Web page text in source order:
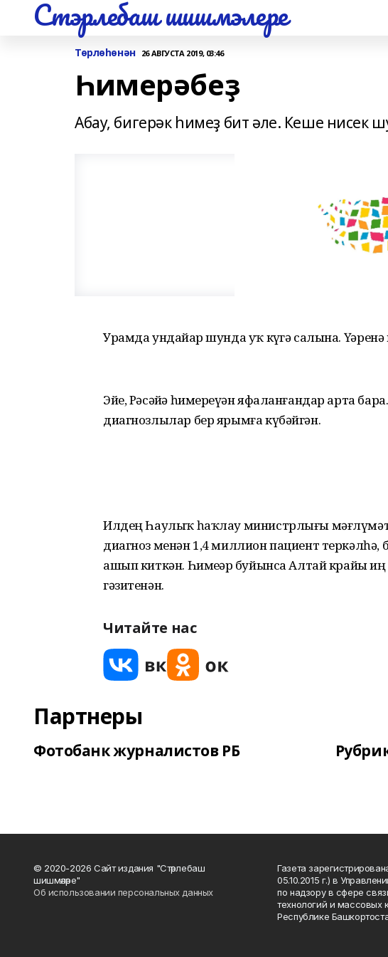
Стэрлебаш шишмэлере
Төрлөһөнән 26 АВГУСТА 2019, 03:46
Һимерәбеҙ
Абау, бигерәк һимеҙ бит әле. Кеше нисек
Урамда ундайҙар шунда уҡ күҙгә салына.
Эйе, Рәсәйҙә һимереүҙән яфаланғандар арта
диагнозлылар бер ярымға күбәйгән.
Илдең Һаулыҡ һаҡлау министрлығы
диагноз менән 1,4 миллион пациент
ашып киткән. Һимеҙҙәр буйынса Алтай крайы
гәзитенән.
Читайте нас
Партнеры
Фотобанк журналистов РБ
© 2020-2026 Сайт издания "Стәрлебаш
шишмәләре"
Об использовании персональных данных
Газета
05.10.2015 г.) в
по надзору в сфере
технологий и массовых
Республике